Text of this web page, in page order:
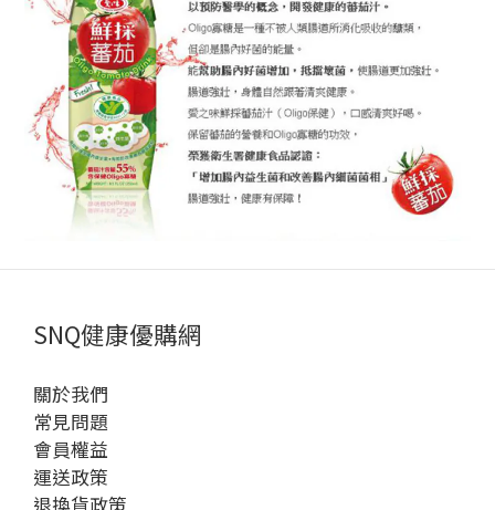
SNQ健康優購網
關於我們
常見問題
會員權益
運送政策